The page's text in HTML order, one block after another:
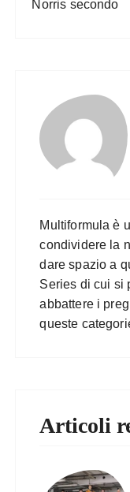
Norris secondo
Multiformula è
condividere la
dare spazio a
Series di cui si
abbattere i
queste
Articoli